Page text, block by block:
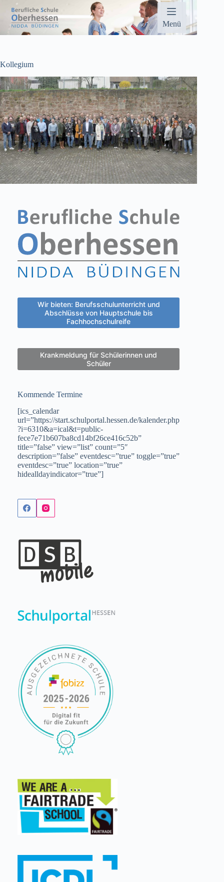
Inhalt
springen
Menü
Kollegium
Wir bieten: Berufsschulunterricht und
Abschlüsse von Hauptschule bis
Fachhochschulreife
Krankmeldung für Schülerinnen und
Schüler
Kommende Termine
[ics_calendar
url=”https://start.schulportal.hessen.de/kalender.php
?i=6310&a=ical&t=public-
fece7e71b607ba8cd14bf26ce416c52b”
title=”false” view=”list” count=”5″
description=”false” eventdesc=”true” toggle=”true”
eventdesc=”true” location=”true”
hidealldayindicator=”true”]